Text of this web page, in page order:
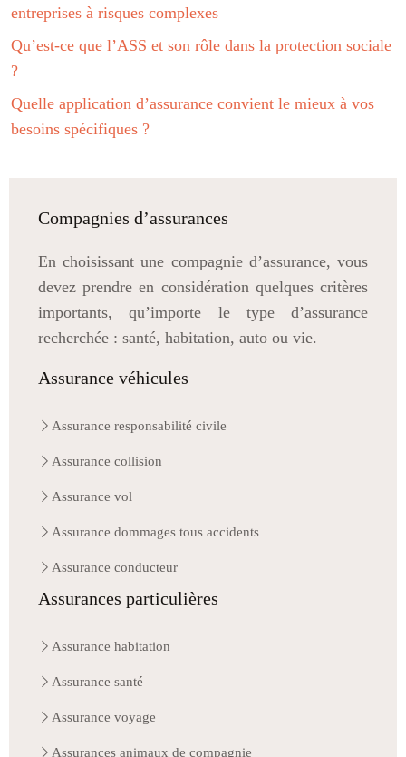
entreprises à risques complexes
Qu’est-ce que l’ASS et son rôle dans la protection sociale
?
Quelle application d’assurance convient le mieux à vos
besoins spécifiques ?
Compagnies d’assurances
En choisissant une compagnie d’assurance, vous
devez prendre en considération quelques critères
importants, qu’importe le type d’assurance
recherchée : santé, habitation, auto ou vie.
Assurance véhicules
Assurance responsabilité civile
Assurance collision
Assurance vol
Assurance dommages tous accidents
Assurance conducteur
Assurances particulières
Assurance habitation
Assurance santé
Assurance voyage
Assurances animaux de compagnie